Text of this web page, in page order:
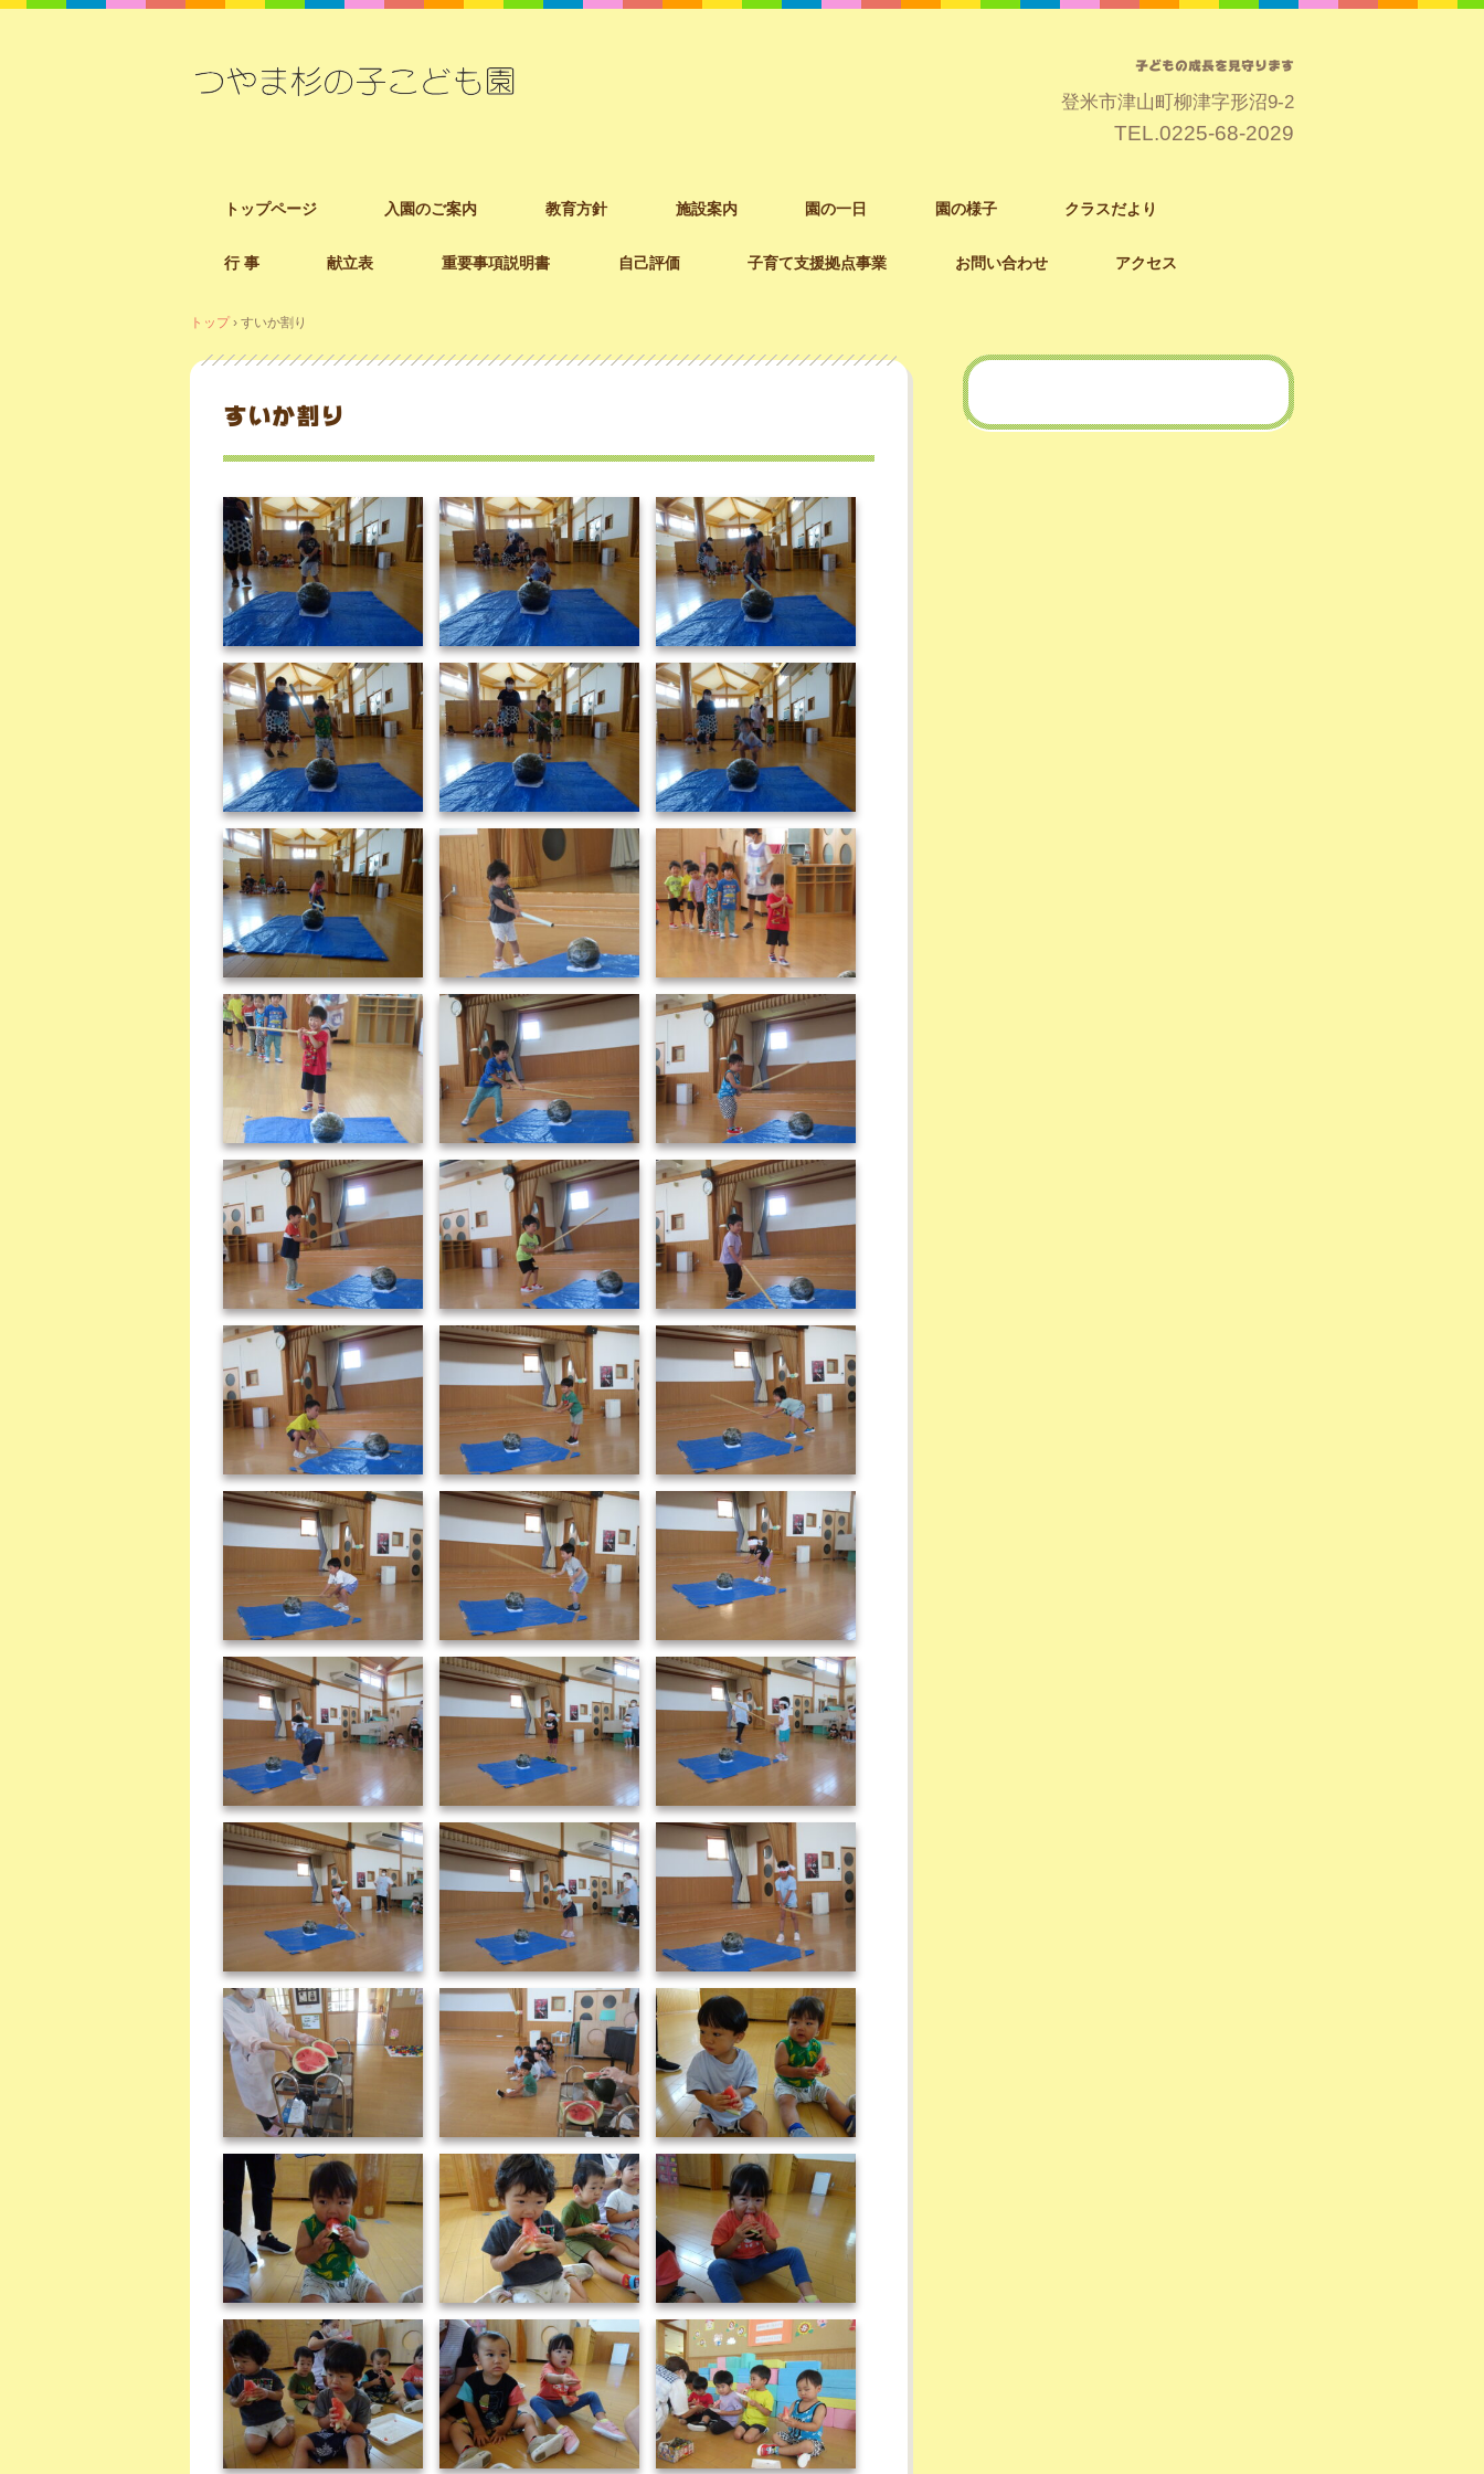
子どもの成長を見守ります
登米市津山町柳津字形沼9-2
TEL.0225-68-2029
トップページ 入園のご案内 教育方針 施設案内 園の一日 園の様子 クラスだより
行 事 献立表 重要事項説明書 自己評価 子育て支援拠点事業 お問い合わせ アクセス
トップ › すいか割り
すいか割り
IMG_0731 DSC00109
DSC00110 DSC00112 DSC00114